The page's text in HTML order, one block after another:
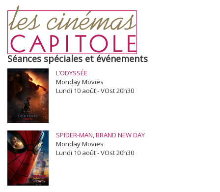
Séances spéciales et événements
L’ODYSSÉE
Monday Movies
Lundi 10 août - VOst 20h30
SPIDER-MAN, BRAND NEW DAY
Monday Movies
Lundi 10 août - VOst 20h30